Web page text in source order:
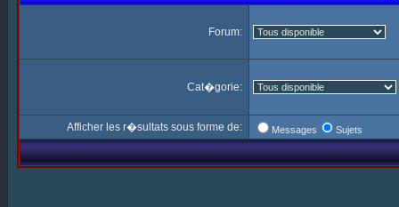
Forum:
Cat�gorie:
Afficher les r�sultats sous forme de: Messages Sujets